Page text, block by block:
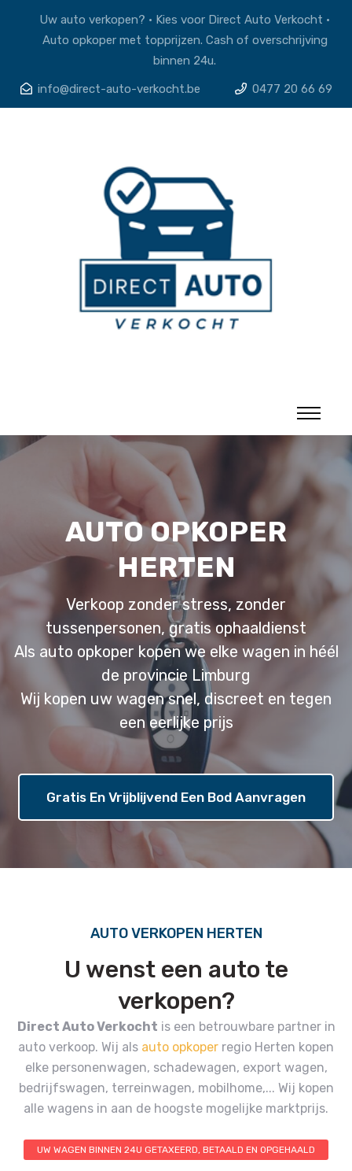
Uw auto verkopen? • Kies voor Direct Auto Verkocht •
Auto opkoper met topprijzen. Cash of overschrijving
binnen 24u.
info@direct-auto-verkocht.be
0477 20 66 69
AUTO OPKOPER
HERTEN
Verkoop zonder stress, zonder
tussenpersonen, gratis ophaaldienst
Als auto opkoper kopen we elke wagen in héél
de provincie Limburg
Wij kopen uw wagen snel, discreet en tegen
een eerlijke prijs
Gratis En Vrijblijvend Een Bod Aanvragen
AUTO VERKOPEN HERTEN
U wenst een auto te
verkopen?
Direct Auto Verkocht is een betrouwbare partner in
auto verkoop. Wij als auto opkoper regio Herten kopen
elke personenwagen, schadewagen, export wagen,
bedrijfswagen, terreinwagen, mobilhome,... Wij kopen
alle wagens in aan de hoogste mogelijke marktprijs.
UW WAGEN BINNEN 24U GETAXEERD, BETAALD EN OPGEHAALD